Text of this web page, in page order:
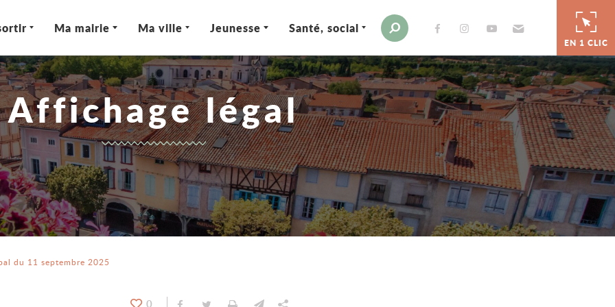
EN 1 CLIC
Moteur de recherche
Ma mairie Ma ville Jeunesse Santé, social Envoyer par e-mail
Affichage légal
du 11 septembre 2025
0 Partager sur Facebook
Partager sur Twitter
ImprimerEnvoyer par e-mail